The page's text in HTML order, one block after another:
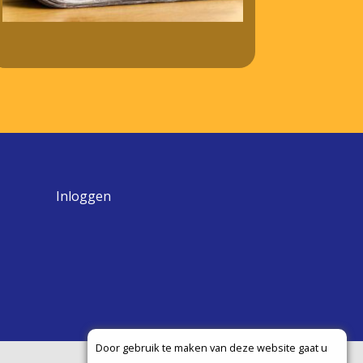
Door gebruik te maken van deze website gaat u
Inloggen